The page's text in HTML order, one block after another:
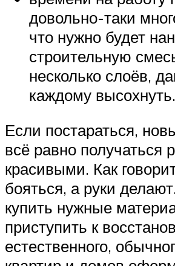
довольно-таки
что нужно будет
строительную
несколько слоёв,
каждому высохнуть.
Если постараться,
всё равно получаться
красивыми. Как
бояться, а руки
купить нужные
приступить к
естественного,